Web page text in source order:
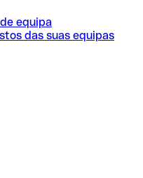
equipa
das suas equipas